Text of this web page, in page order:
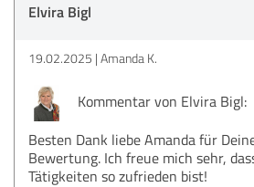
Elvira Bigl
19.02.2025 Amanda K.
Kommentar von Elvira Bigl:
Besten Dank liebe Amanda für
Bewertung. Ich freue mich sehr,
Tätigkeiten so zufrieden bist!